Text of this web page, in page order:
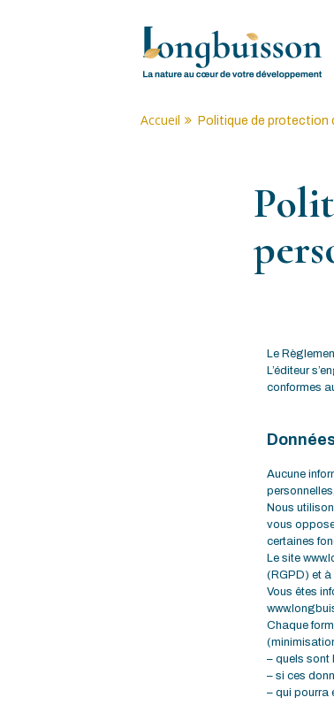
Accueil Politique de protection
Le
L’éditeur
conformes
Aucune
Nous
vous
certaines
Le site
(RGPD) et à
Vous êtes
Chaque
– quels sont
– si ces
– qui pourra